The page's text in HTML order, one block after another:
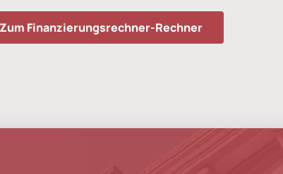
Zum Finanzierungsrechner-Rechner